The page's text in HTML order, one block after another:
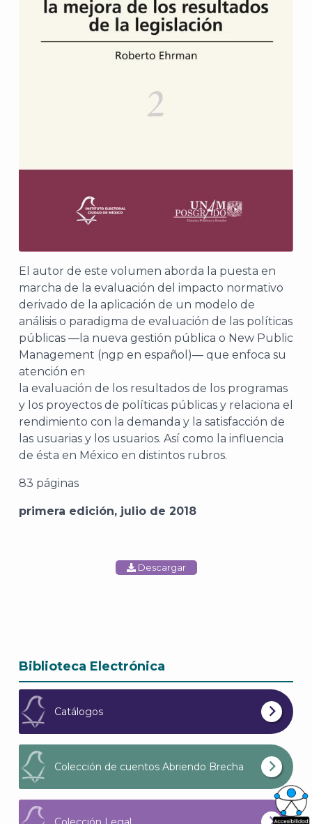
El autor de este volumen aborda la puesta en
marcha de la evaluación del impacto normativo
derivado de la aplicación de un modelo de
análisis o paradigma de evaluación de las políticas
públicas —la nueva gestión pública o New Public
Management (ngp en español)— que enfoca su
atención en
la evaluación de los resultados de los programas
y los proyectos de políticas públicas y relaciona el
rendimiento con la demanda y la satisfacción de
las usuarias y los usuarios. Así como la influencia
de ésta en México en distintos rubros.
83 páginas
primera edición, julio de 2018
Descargar
Biblioteca Electrónica
Catálogos
Colección de cuentos Abriendo Brecha